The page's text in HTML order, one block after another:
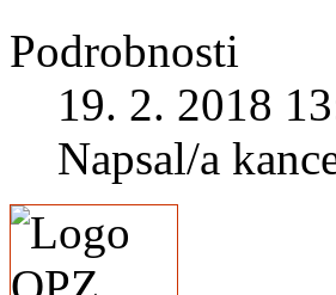
Podrobnosti
19. 2. 2018
Napsal/a